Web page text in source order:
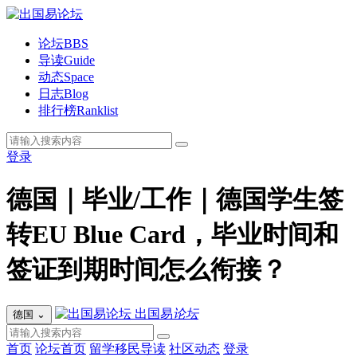
论坛BBS
导读Guide
动态Space
日志Blog
排行榜Ranklist
登录
德国｜毕业/工作｜德国学生签
转EU Blue Card，毕业时间和
签证到期时间怎么衔接？
德国 ⌄ 出国易论坛
首页 论坛首页 留学移民导读 社区动态 登录